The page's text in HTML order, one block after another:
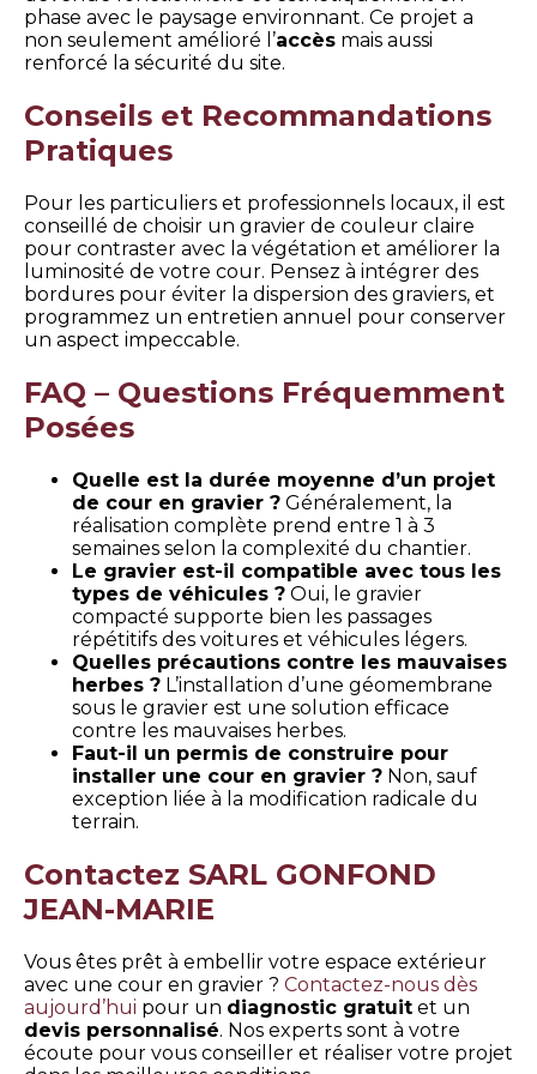
phase avec le paysage environnant. Ce projet a
non seulement amélioré l’accès mais aussi
renforcé la sécurité du site.
Conseils et Recommandations
Pratiques
Pour les particuliers et professionnels locaux, il est
conseillé de choisir un gravier de couleur claire
pour contraster avec la végétation et améliorer la
luminosité de votre cour. Pensez à intégrer des
bordures pour éviter la dispersion des graviers, et
programmez un entretien annuel pour conserver
un aspect impeccable.
FAQ – Questions Fréquemment
Posées
Quelle est la durée moyenne d’un projet
de cour en gravier ? Généralement, la
réalisation complète prend entre 1 à 3
semaines selon la complexité du chantier.
Le gravier est-il compatible avec tous les
types de véhicules ? Oui, le gravier
compacté supporte bien les passages
répétitifs des voitures et véhicules légers.
Quelles précautions contre les mauvaises
herbes ? L’installation d’une géomembrane
sous le gravier est une solution efficace
contre les mauvaises herbes.
Faut-il un permis de construire pour
installer une cour en gravier ? Non, sauf
exception liée à la modification radicale du
terrain.
Contactez SARL GONFOND
JEAN-MARIE
Vous êtes prêt à embellir votre espace extérieur
avec une cour en gravier ? Contactez-nous dès
aujourd’hui pour un diagnostic gratuit et un
devis personnalisé. Nos experts sont à votre
écoute pour vous conseiller et réaliser votre projet